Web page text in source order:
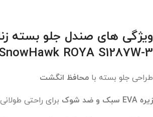
ویژگی های صندل جلو بسته
3-SnowHawk ROYA S1287W
طراحی جلو بسته با محافظ انگشت
زیره EVA سبک و ضد شوک برای راحتی